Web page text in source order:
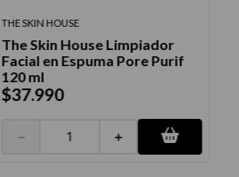
THE SKIN HOUSE
The Skin House Limpiador
Facial en Espuma Pore Purif
120 ml
$37.990
＋
－